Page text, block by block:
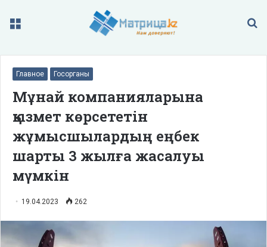
Меню
Главное Госорганы
Мұнай компанияларына
қызмет көрсететін
жұмысшылардың еңбек
шарты 3 жылға жасалуы
мүмкін
19.04.2023 262